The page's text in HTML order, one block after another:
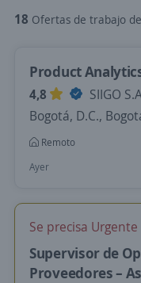
18 Ofertas de trabajo de operario de
Product
4,8
SIIGO
Bogotá, D.C.,
Remoto
Ayer
Se precisa Urgente
Supervisor de
Proveedores –